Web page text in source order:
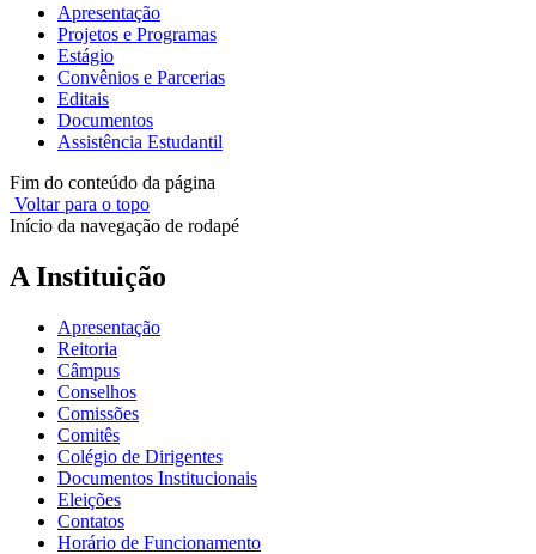
Apresentação
Projetos e Programas
Estágio
Convênios e Parcerias
Editais
Documentos
Assistência Estudantil
Fim do conteúdo da página
Voltar para o topo
Início da navegação de rodapé
A Instituição
Apresentação
Reitoria
Câmpus
Conselhos
Comissões
Comitês
Colégio de Dirigentes
Documentos Institucionais
Eleições
Contatos
Horário de Funcionamento